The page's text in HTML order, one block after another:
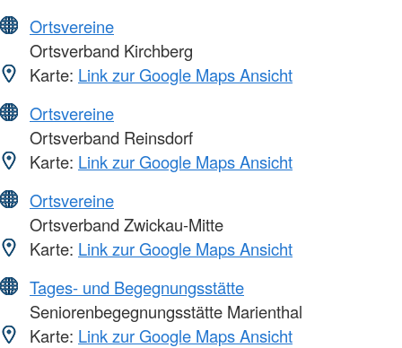
Ortsvereine
Ortsverband Kirchberg
Karte: Link zur Google Maps Ansicht
Ortsvereine
Ortsverband Reinsdorf
Karte: Link zur Google Maps Ansicht
Ortsvereine
Ortsverband Zwickau-Mitte
Karte: Link zur Google Maps Ansicht
Tages- und Begegnungsstätte
Seniorenbegegnungsstätte Marienthal
Karte: Link zur Google Maps Ansicht